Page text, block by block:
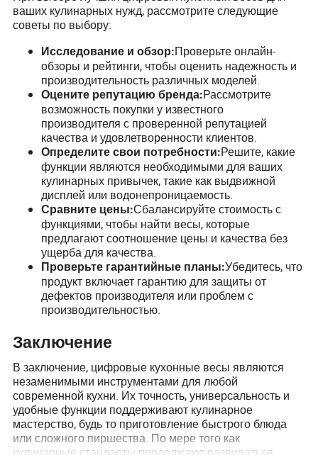
ваших кулинарных нужд, рассмотрите следующие
советы по выбору:
Исследование и обзор:Проверьте онлайн-
обзоры и рейтинги, чтобы оценить надежность и
производительность различных моделей.
Оцените репутацию бренда:Рассмотрите
возможность покупки у известного
производителя с проверенной репутацией
качества и удовлетворенности клиентов.
Определите свои потребности:Решите, какие
функции являются необходимыми для ваших
кулинарных привычек, такие как выдвижной
дисплей или водонепроницаемость.
Сравните цены:Сбалансируйте стоимость с
функциями, чтобы найти весы, которые
предлагают соотношение цены и качества без
ущерба для качества.
Проверьте гарантийные планы:Убедитесь, что
продукт включает гарантию для защиты от
дефектов производителя или проблем с
производительностью.
Заключение
В заключение, цифровые кухонные весы являются
незаменимыми инструментами для любой
современной кухни. Их точность, универсальность и
удобные функции поддерживают кулинарное
мастерство, будь то приготовление быстрого блюда
или сложного пиршества. По мере того как